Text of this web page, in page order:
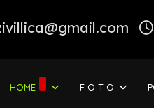
HOME F O T O